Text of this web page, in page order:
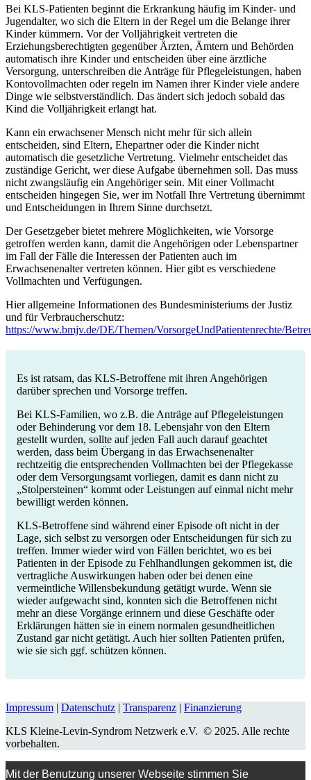
Bei KLS-Patienten beginnt die Erkrankung häufig im Kinder- und
Jugendalter, wo sich die Eltern in der Regel um die Belange ihrer
Kinder kümmern. Vor der Volljährigkeit vertreten die
Erziehungsberechtigten gegenüber Ärzten, Ämtern und Behörden
automatisch ihre Kinder und entscheiden über eine ärztliche
Versorgung, unterschreiben die Anträge für Pflegeleistungen, haben
Kontovollmachten oder regeln im Namen ihrer Kinder viele andere
Dinge wie selbstverständlich. Das ändert sich jedoch sobald das
Kind die Volljährigkeit erlangt hat.
Kann ein erwachsener Mensch nicht mehr für sich allein
entscheiden, sind Eltern, Ehepartner oder die Kinder nicht
automatisch die gesetzliche Vertretung. Vielmehr entscheidet das
zuständige Gericht, wer diese Aufgabe übernehmen soll. Das muss
nicht zwangsläufig ein Angehöriger sein. Mit einer Vollmacht
entscheiden hingegen Sie, wer im Notfall Ihre Vertretung übernimmt
und Entscheidungen in Ihrem Sinne durchsetzt.
Der Gesetzgeber bietet mehrere Möglichkeiten, wie Vorsorge
getroffen werden kann, damit die Angehörigen oder Lebenspartner
im Fall der Fälle die Interessen der Patienten auch im
Erwachsenenalter vertreten können. Hier gibt es verschiedene
Vollmachten und Verfügungen.
Hier allgemeine Informationen des Bundesministeriums der Justiz
und für Verbraucherschutz:
https://www.bmjv.de/DE/Themen/VorsorgeUndPatientenrechte/
Es ist ratsam, das KLS-Betroffene mit ihren Angehörigen
darüber sprechen und Vorsorge treffen.
Bei KLS-Familien, wo z.B. die Anträge auf Pflegeleistungen
oder Behinderung vor dem 18. Lebensjahr von den Eltern
gestellt wurden, sollte auf jeden Fall auch darauf geachtet
werden, dass beim Übergang in das Erwachsenenalter
rechtzeitig die entsprechenden Vollmachten bei der Pflegekasse
oder dem Versorgungsamt vorliegen, damit es dann nicht zu
„Stolpersteinen“ kommt oder Leistungen auf einmal nicht mehr
bewilligt werden können.
KLS-Betroffene sind während einer Episode oft nicht in der
Lage, sich selbst zu versorgen oder Entscheidungen für sich zu
treffen. Immer wieder wird von Fällen berichtet, wo es bei
Patienten in der Episode zu Fehlhandlungen gekommen ist, die
vertragliche Auswirkungen haben oder bei denen eine
vermeintliche Willensbekundung getätigt wurde. Wenn sie
wieder aufgewacht sind, konnten sich die Betroffenen nicht
mehr an diese Vorgänge erinnern und diese Geschäfte oder
Erklärungen hätten sie in einem normalen gesundheitlichen
Zustand gar nicht getätigt. Auch hier sollten Patienten prüfen,
wie sie sich ggf. schützen können.
Impressum | Datenschutz | Transparenz | Finanzierung
KLS Kleine-Levin-Syndrom Netzwerk e.V. © 2025. Alle rechte
vorbehalten.
Mit der Benutzung unserer Webseite stimmen Sie